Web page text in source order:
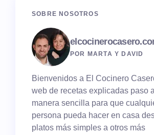
SOBRE NOSOTROS
POR MARTA Y DAVID
Bienvenidos a El Cocinero
web de recetas explicadas paso
manera sencilla para que
persona pueda hacer en casa
platos más simples a otros más